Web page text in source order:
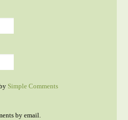
Simple Comments
by email.